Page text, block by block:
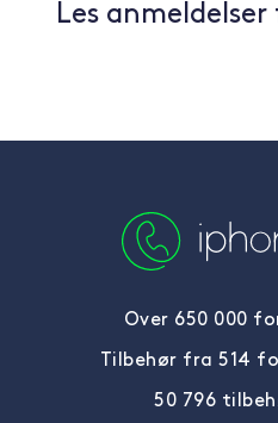
Les
Over 650 000
Tilbehør fra 514
50 796